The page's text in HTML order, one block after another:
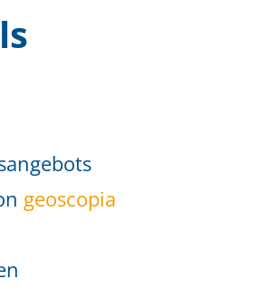
geoscopia